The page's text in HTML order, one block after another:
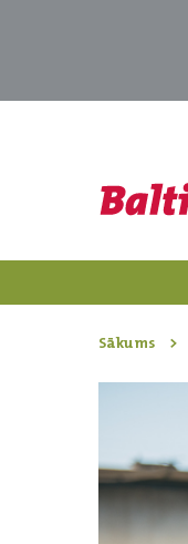
Sākums